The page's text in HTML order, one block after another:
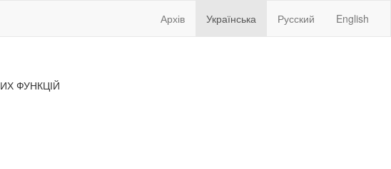
Архів Українська Русский English
ФУНКЦІЙ